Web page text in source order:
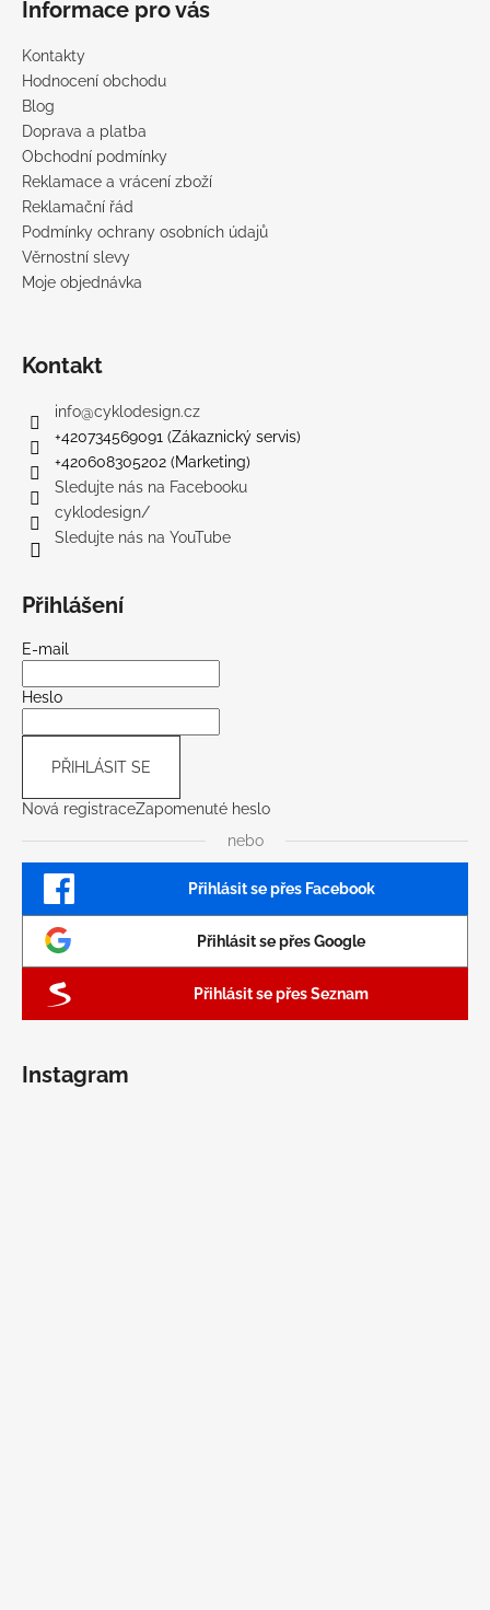
Informace pro vás
Kontakty
Hodnocení obchodu
Blog
Doprava a platba
Obchodní podmínky
Reklamace a vrácení zboží
Reklamační řád
Podmínky ochrany osobních údajů
Věrnostní slevy
Moje objednávka
Kontakt
info@cyklodesign.cz
+420734569091 (Zákaznický servis)
+420608305202 (Marketing)
Sledujte nás na Facebooku
cyklodesign/
Sledujte nás na YouTube
Přihlášení
E-mail
Heslo
PŘIHLÁSIT SE
Nová registraceZapomenuté heslo
nebo
Přihlásit se přes Facebook
Přihlásit se přes Google
Přihlásit se přes Seznam
Instagram